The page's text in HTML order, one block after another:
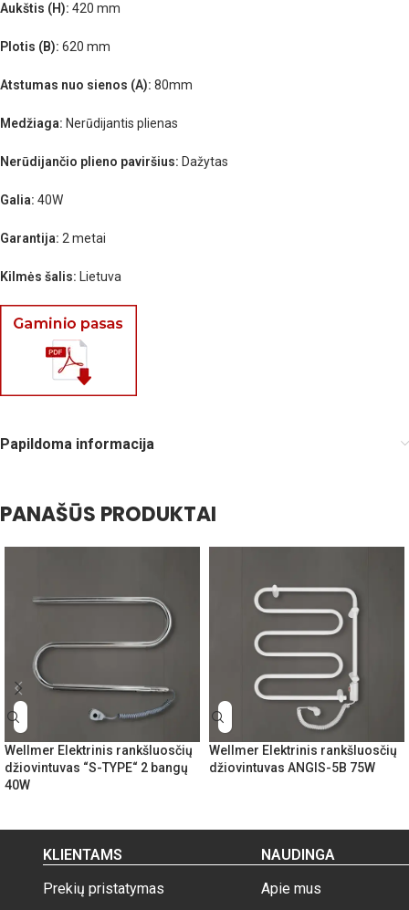
Aukštis (H): 420 mm
Plotis (B): 620 mm
Atstumas nuo sienos (A): 80mm
Medžiaga: Nerūdijantis plienas
Nerūdijančio plieno paviršius: Dažytas
Galia: 40W
Garantija: 2 metai
Kilmės šalis: Lietuva
Papildoma informacija
PANAŠŪS PRODUKTAI
Wellmer Elektrinis rankšluosčių
džiovintuvas “S-TYPE“ 2 bangų
40W
Wellmer Elektrinis rankšluosčių
džiovintuvas ANGIS-5B 75W
KLIENTAMS
Prekių pristatymas
NAUDINGA
Apie mus